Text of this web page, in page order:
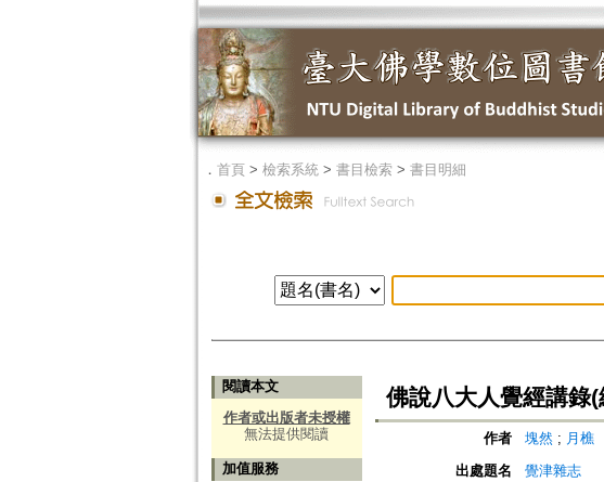
． 首頁> 檢索系統> 書目檢索> 書目明細
閱讀本文
作者或出版者未授權
無法提供閱讀
加值服務
佛說八大人覺經講錄(
作者 塊然; 月樵
出處題名
覺津雜志